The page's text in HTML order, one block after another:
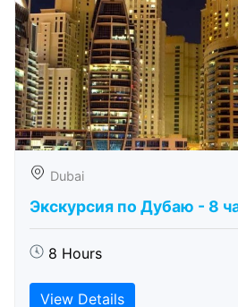
Dubai
Экскурсия по Дубаю - 8
8 Hours
View Details